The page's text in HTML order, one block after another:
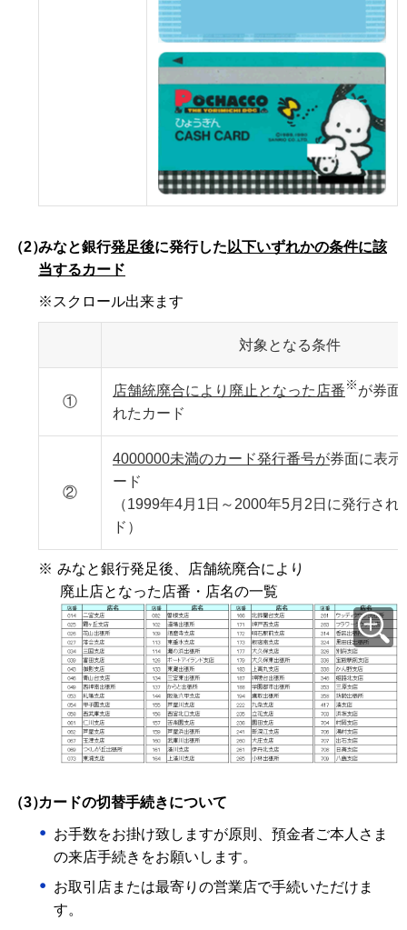
（2）みなと銀行発足後に発行した 以下いずれかの条件に該
当するカード
※スクロール出来ます
対象となる条件
①
店舗統廃合により廃止となった店番 ※ が券面
れたカード
②
4000000未満のカード発行番号が券面に表示
ード
（1999年4月1日～2000年5月2日に発行され
ド）
※ みなと銀行発足後、店舗統廃合により
廃止店となった店番・店名の一覧
（3）カードの切替手続きについて
お手数をお掛け致しますが原則、預金者ご本人さま
の来店手続きをお願いします。
お取引店または最寄りの営業店で手続いただけま
す。